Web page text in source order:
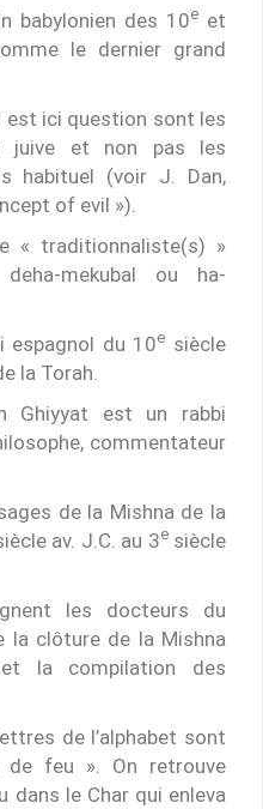
babylonien des 10e et
le dernier grand
est ici question sont les
juive et non pas les
habituel (voir J. Dan,
of evil »).
« traditionnaliste(s) »
mekubal ou ha-
espagnol du 10e siècle
la Torah.
Ghiyyat est un rabbi
commentateur
de la Mishna de la
av. J.C. au 3esiècle
les docteurs du
la clôture de la Mishna
la compilation des
de l’alphabet sont
de feu ». On retrouve
dans le Char qui enleva